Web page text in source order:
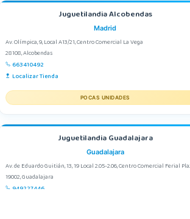
Juguetilandia Alcobendas
Madrid
Av. Olímpica, 9, Local A13/21, Centro Comercial La Vega
28108, Alcobendas
663410492
Localizar Tienda
POCAS UNIDADES
Juguetilandia Guadalajara
Guadalajara
Av. de Eduardo Guitián, 13, 19 Local 2.05-2.06, Centro Comercial Ferial
19002, Guadalajara
949227446